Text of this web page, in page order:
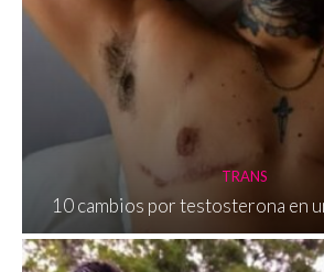
TRANS
10 cambios por testosterona en